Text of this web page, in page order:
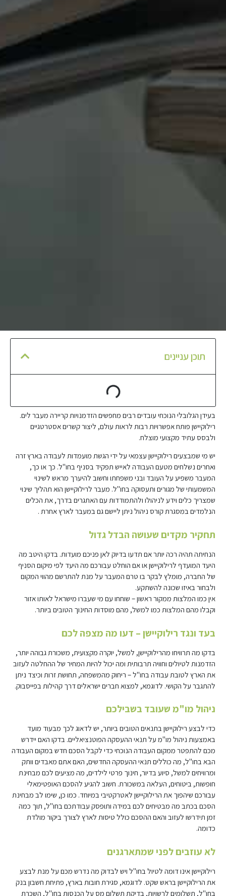
תוכן עניינים
בעידן הגלובלי הנוכחי עובדים רבים מחפשים הזדמנויות קריירה מעבר לים.
רילוקיישן פותח אפשרויות רבות לראות עולם, ליצור קשרים אסטרטגיים
ולבסס עתיד מקצועי מוצלח.
יש מי שמבצעים רילוקיישן עצמאי על ידי הגשת מועמדות לעבודה בארץ זרה
ואחרים נשלחים מטעם העבודה לאייש תפקיד בסניף בחו"ל. כך או כך,
המעבר משפיע על העובד ובני משפחתו וחשוב להיערך מראש לשינוי
המשמעותי של מגורים ותעסוקה בחו"ל. מעבר לרילוקיישן הוא תהליך שינוי
שמצריך כלים וידע לניהולו ולהתמודדות עם האתגרים בדרך, את הכלים
הנלמדים במסגרת קורס ניהול ניתן ליישם גם במעבר לארץ אחרת .
תחקיר מקדים שעושה הבדל גדול
הנחיתה תהיה רכה יותר אם תדעו בדיוק לאן פניכם מועדות. בדקו היטב מה
היעד המועדף לרילוקיישן או אם הוחלט עבורכם מה היעד לפי מיקום הסניף
של החברה, מומלץ לבקר בו טרם המעבר על מנת להתרשם מהווי המקום
ולבחור באיזו שכונה להשתקע.
אין כמו המלצות ממקור ראשון – שוחחו עם מי שעברו מישראל לאותו אזור
וקבלו מהם המלצות כמו למשל, מהם מוסדות החינוך הטובים ביותר.
בעד ונגד רילוקיישן – דעו מה מצפה לכם
בדקו מה תרוויחו מהרילוקיישן, למשל, יוקרה מקצועית, משכורת גבוהה יותר,
הזדמנות לטיולים וחוויה תרבותית ומה יכול להיות המחיר של ההחלטה לעזוב
את הארץ לטובת עבודה בחו"ל – ריחוק מהמשפחה, תחושת זרות וכיצד ניתן
להתגבר על הקושי. לדוגמא, למצוא חברים ישראלים דרך קהילות בפייסבוק.
ניהול מו"מ שעובד בשבילכם
כדי לבצע רילוקיישן בתנאים הטובים ביותר, יש לדאוג לכך מבעוד מועד
באמצעות ניהול מו"מ על תנאי ההעסקה הפוטנציאליים. בדקו האם יידרש
מכם להתפטר ממקום העבודה הנוכחי כדי לקבל הסכם חדש במקום העבודה
הבא בחו"ל, מה כוללים תנאי ההעסקה החדשים, האם אתם מאבדים וותק
ומרוויחים למשל, סיוע בדיור, חינוך פרטי לילדים, מה מציעים לכם מבחינת
חופשות, ביטוחים, העלאה במשכורת. חשוב להגיע להסכם האופטימאלי
עבורכם שיהפוך את הרילוקיישן לאטרקטיבי במיוחד. כמו כן, שימו לב מבחינת
הסכם בכתב מה מבטיחים לכם במידה ותופסק עבודתכם בחו"ל, תוך כמה
זמן תידרשו לעזוב והאם ההסכם כולל טיסות לארץ לצורך ביקור מולדת
כדומה.
לא עוזבים לפני שמתארגנים
רילוקיישן אינו דומה לטיול בחו"ל ויש לבדוק מה נדרש מכם על מנת לבצע
את הרילוקיישן בראש שקט. לדוגמא, סגירת חובות בארץ, פתיחת חשבון בנק
בחו"ל, תשלומים לרשויות, בדיקת תשלום מס על הכנסות בחו"ל, השכרת